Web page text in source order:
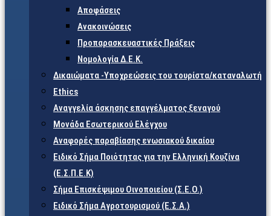
Αποφάσεις
Ανακοινώσεις
Προπαρασκευαστικές Πράξεις
Νομολογία Δ.Ε.Κ.
Δικαιώματα -Υποχρεώσεις του τουρίστα/καταναλωτή
Ethics
Αναγγελία άσκησης επαγγέλματος ξεναγού
Μονάδα Εσωτερικού Ελέγχου
Αναφορές παραβίασης ενωσιακού δικαίου
Ειδικό Σήμα Ποιότητας για την Ελληνική Κουζίνα
(Ε.Σ.Π.Ε.Κ)
Σήμα Επισκέψιμου Οινοποιείου (Σ.Ε.Ο.)
Ειδικό Σήμα Αγροτουρισμού (Ε.Σ.Α.)